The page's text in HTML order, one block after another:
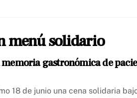
menú solidario
gastronómica de
18 de junio una cena solidaria